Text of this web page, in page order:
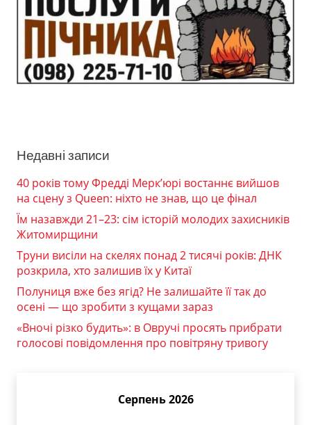
Недавні записи
40 років тому Фредді Мерк’юрі востаннє вийшов
на сцену з Queen: ніхто не знав, що це фінал
Їм назавжди 21–23: сім історій молодих захисників
Житомирщини
Труни висіли на скелях понад 2 тисячі років: ДНК
розкрила, хто залишив їх у Китаї
Полуниця вже без ягід? Не залишайте її так до
осені — що зробити з кущами зараз
«Вночі різко будить»: в Овручі просять прибрати
голосові повідомлення про повітряну тривогу
Серпень 2026